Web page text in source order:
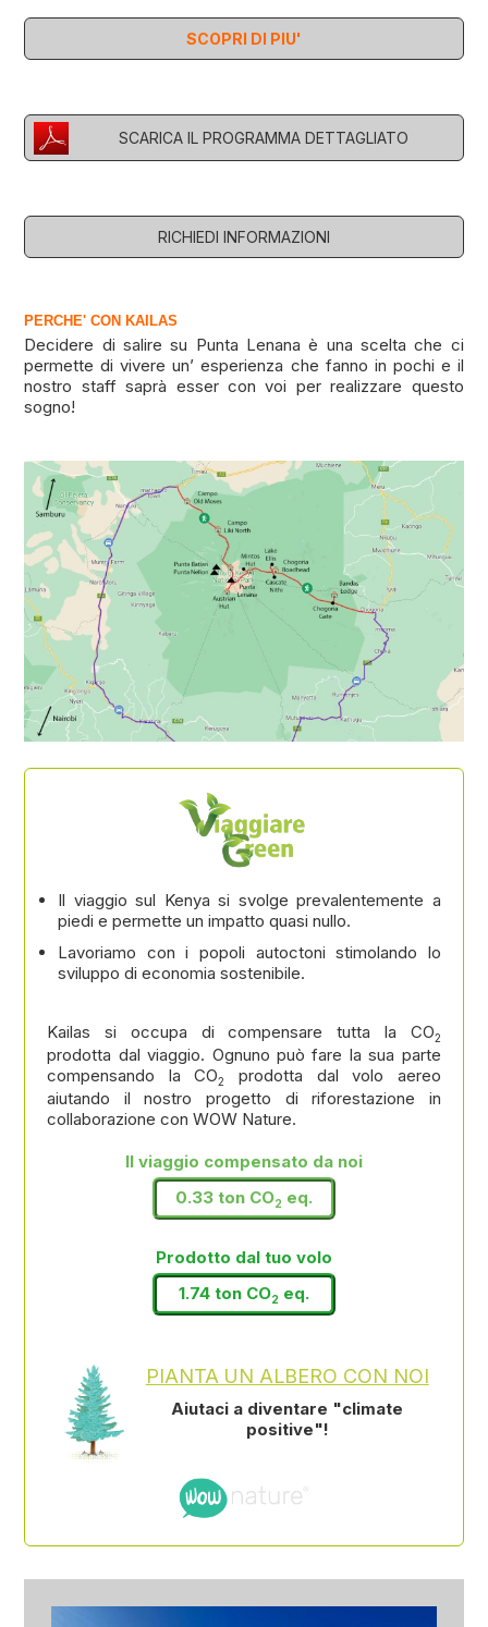
SCOPRI DI PIU'
SCARICA IL PROGRAMMA DETTAGLIATO
RICHIEDI INFORMAZIONI
PERCHE' CON KAILAS
Decidere di salire su Punta Lenana è una scelta che ci
permette di vivere un’ esperienza che fanno in pochi e il
nostro staff saprà esser con voi per realizzare questo
sogno!
Il viaggio sul Kenya si svolge prevalentemente a
piedi e permette un impatto quasi nullo.
Lavoriamo con i popoli autoctoni stimolando lo
sviluppo di economia sostenibile.
Kailas si occupa di compensare tutta la CO2
prodotta dal viaggio. Ognuno può fare la sua parte
compensando la CO2
prodotta dal volo aereo
aiutando il nostro progetto di riforestazione in
collaborazione con WOW Nature.
Il viaggio compensato da noi
0.33 ton CO2 eq.
Prodotto dal tuo volo
1.74 ton CO2 eq.
PIANTA UN ALBERO CON NOI
Aiutaci a diventare "climate
positive"!